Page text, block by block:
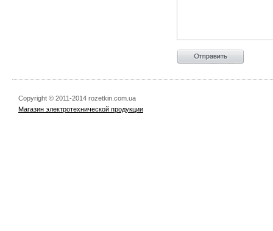
Copyright © 2011-2014 rozetkin.com.ua
Магазин электротехнической продукции